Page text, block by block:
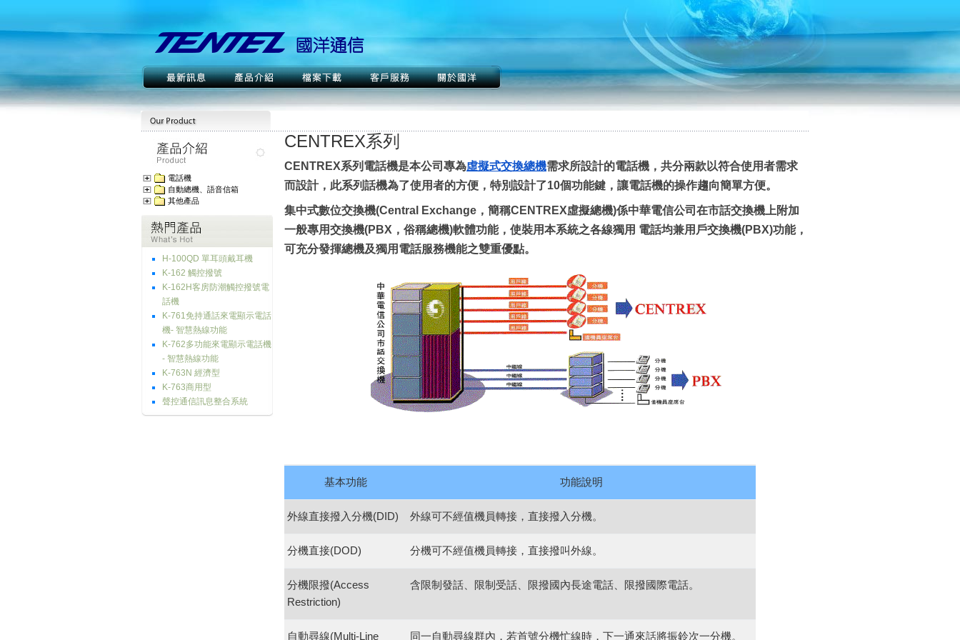
電話機
自動總機、語音信箱
其他產品
H-100QD 單耳頭戴耳機
K-162 觸控撥號
K-162H客房防潮觸控撥號電
話機
K-761免持通話來電顯示電話
機- 智慧熱線功能
K-762多功能來電顯示電話機
- 智慧熱線功能
K-763N 經濟型
K-763商用型
聲控通信訊息整合系統
CENTREX系列
CENTREX系列電話機是本公司專為虛擬式交換總機需求所設計的電話機，共分兩款以符合使用者需求
而設計，此系列話機為了使用者的方便，特別設計了10個功能鍵，讓電話機的操作趨向簡單方便。
集中式數位交換機(Central Exchange，簡稱CENTREX虛擬總機)係中華電信公司在市話交換機上附加
一般專用交換機(PBX，俗稱總機)軟體功能，使裝用本系統之各線獨用 電話均兼用戶交換機(PBX)功能，
可充分發揮總機及獨用電話服務機能之雙重優點。
基本功能 功能說明
外線直接撥入分機(DID) 外線可不經值機員轉接，直接撥入分機。
分機直接(DOD) 分機可不經值機員轉接，直接撥叫外線。
分機限撥(Access
Restriction)
含限制發話、限制受話、限撥國內長途電話、限撥國際電話。
自動尋線(Multi-Line 同一自動尋線群內，若首號分機忙線時，下一通來話將振鈴次一分機。